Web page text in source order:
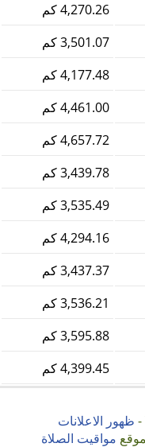
4,270.26 كم
3,501.07 كم
4,177.48 كم
4,461.00 كم
4,657.72 كم
3,439.78 كم
3,535.49 كم
4,294.16 كم
3,437.37 كم
3,536.21 كم
3,595.88 كم
4,399.45 كم
- ظهور الاعلانات
مواقيت الصلاة